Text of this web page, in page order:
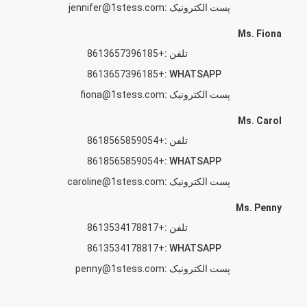
پست الکترونیک :jennifer@1stess.com
Ms. Fiona
تلفن :+8613657396185
WHATSAPP :
+8613657396185
پست الکترونیک :fiona@1stess.com
Ms. Carol
تلفن :+8618565859054
WHATSAPP :
+8618565859054
پست الکترونیک :caroline@1stess.com
Ms. Penny
تلفن :+8613534178817
WHATSAPP :
+8613534178817
پست الکترونیک :penny@1stess.com